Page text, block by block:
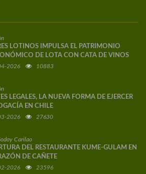
LOTINOS IMPULSA EL PATRIMONIO
DE LOTA CON CATA DE VINOS
2026 10883
LEGALES, LA NUEVA FORMA DE EJERCER
EN CHILE
2026 27630
Carilao
DEL RESTAURANTE KUME-GULAM EN
DE CAÑETE
2026 23596